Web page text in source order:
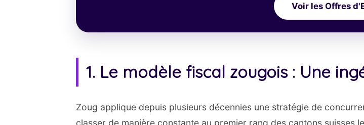
Voir les Offres
1. Le modèle fiscal zougois : Une
Zoug applique depuis plusieurs décennies une stratégie de
classer de manière constante au premier rang des cantons suisses